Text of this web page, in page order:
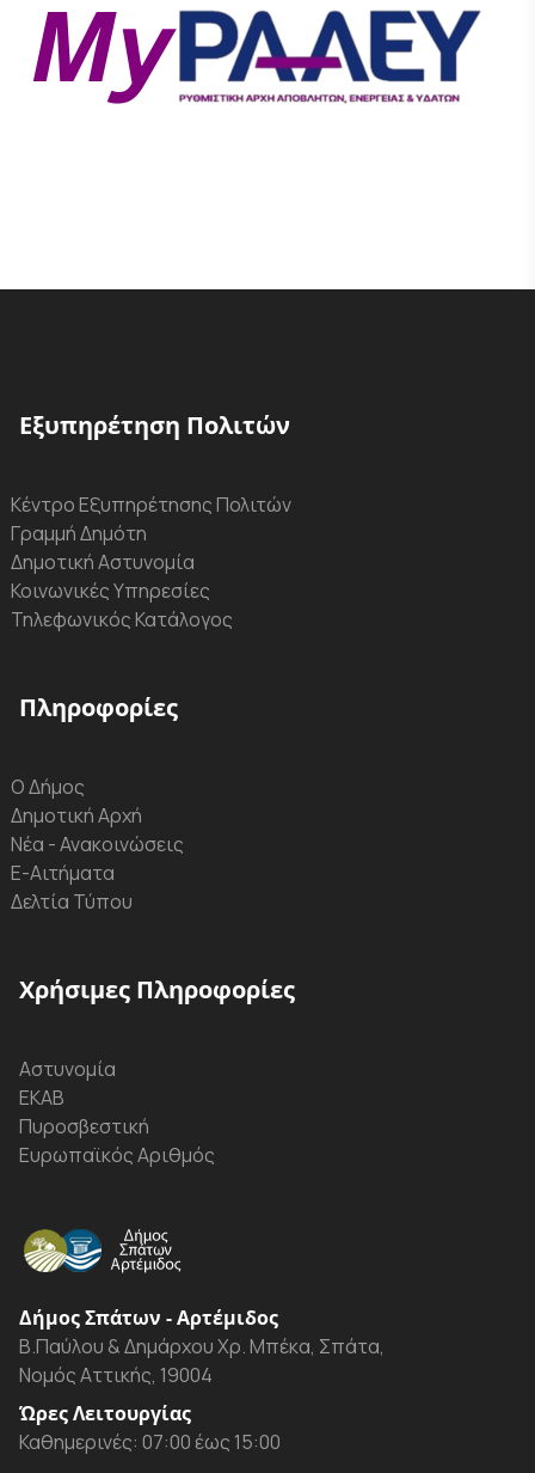
Εξυπηρέτηση Πολιτών
Κέντρο Εξυπηρέτησης Πολιτών
Γραμμή Δημότη
Δημοτική Αστυνομία
Κοινωνικές Υπηρεσίες
Τηλεφωνικός Κατάλογος
Πληροφορίες
Ο Δήμος
Δημοτική Αρχή
Νέα - Ανακοινώσεις
Ε-Αιτήματα
Δελτία Τύπου
Χρήσιμες Πληροφορίες
Αστυνομία
ΕΚΑΒ
Πυροσβεστική
Ευρωπαϊκός Αριθμός
Δήμος Σπάτων - Αρτέμιδος
Β.Παύλου & Δημάρχου Χρ. Μπέκα, Σπάτα,
Νομός Αττικής, 19004
Ώρες Λειτουργίας
Καθημερινές: 07:00 έως 15:00